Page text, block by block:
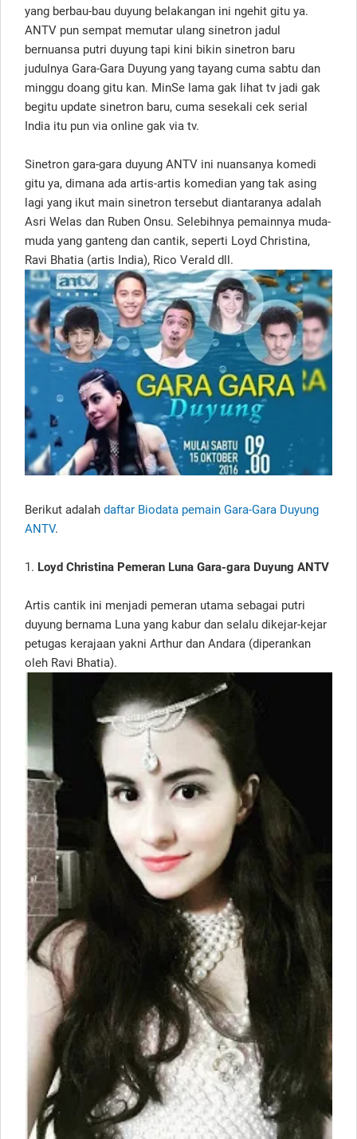
yang berbau-bau duyung belakangan ini ngehit gitu ya.
ANTV pun sempat memutar ulang sinetron jadul
bernuansa putri duyung tapi kini bikin sinetron baru
judulnya Gara-Gara Duyung yang tayang cuma sabtu dan
minggu doang gitu kan. MinSe lama gak lihat tv jadi gak
begitu update sinetron baru, cuma sesekali cek serial
India itu pun via online gak via tv.
Sinetron gara-gara duyung ANTV ini nuansanya komedi
gitu ya, dimana ada artis-artis komedian yang tak asing
lagi yang ikut main sinetron tersebut diantaranya adalah
Asri Welas dan Ruben Onsu. Selebihnya pemainnya muda-
muda yang ganteng dan cantik, seperti Loyd Christina,
Ravi Bhatia (artis India), Rico Verald dll.
Berikut adalah daftar Biodata pemain Gara-Gara Duyung
ANTV.
1. Loyd Christina Pemeran Luna Gara-gara Duyung ANTV
Artis cantik ini menjadi pemeran utama sebagai putri
duyung bernama Luna yang kabur dan selalu dikejar-kejar
petugas kerajaan yakni Arthur dan Andara (diperankan
oleh Ravi Bhatia).